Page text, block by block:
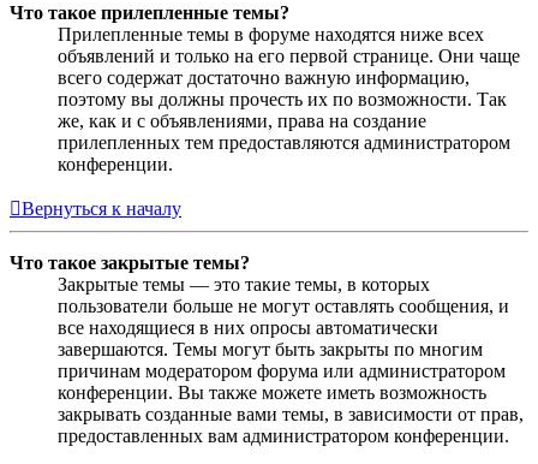
Что такое прилепленные темы?
Прилепленные темы в форуме находятся ниже всех
объявлений и только на его первой странице. Они чаще
всего содержат достаточно важную информацию,
поэтому вы должны прочесть их по возможности. Так
же, как и с объявлениями, права на создание
прилепленных тем предоставляются администратором
конференции.
Вернуться к началу
Что такое закрытые темы?
Закрытые темы — это такие темы, в которых
пользователи больше не могут оставлять сообщения, и
все находящиеся в них опросы автоматически
завершаются. Темы могут быть закрыты по многим
причинам модератором форума или администратором
конференции. Вы также можете иметь возможность
закрывать созданные вами темы, в зависимости от прав,
предоставленных вам администратором конференции.